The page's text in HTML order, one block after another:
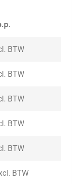
BTW
BTW
BTW
BTW
BTW
BTW